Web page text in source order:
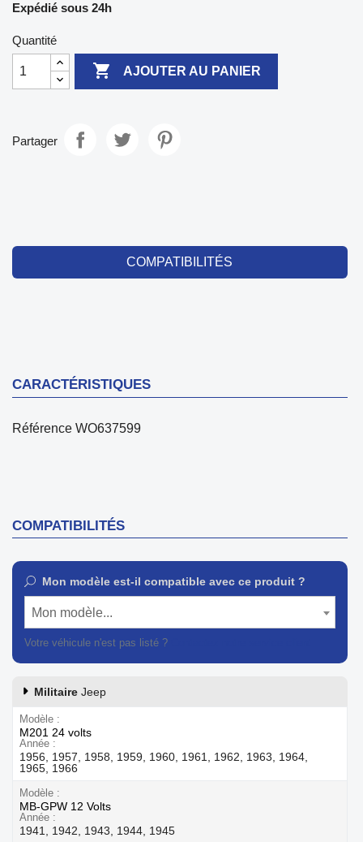
Expédié sous 24h
Quantité
 AJOUTER AU PANIER
Partager
COMPATIBILITÉS
CARACTÉRISTIQUES
Référence WO637599
COMPATIBILITÉS
Mon modèle est-il compatible avec ce produit ?
Mon modèle...
Votre véhicule n'est pas listé ?
Militaire Jeep
Modèle
M201 24 volts
Année
1956, 1957, 1958, 1959, 1960, 1961, 1962, 1963, 1964,
1965, 1966
Modèle
MB-GPW 12 Volts
Année
1941, 1942, 1943, 1944, 1945